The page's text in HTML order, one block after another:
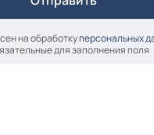
на обработкуперсональных
для заполнения поля